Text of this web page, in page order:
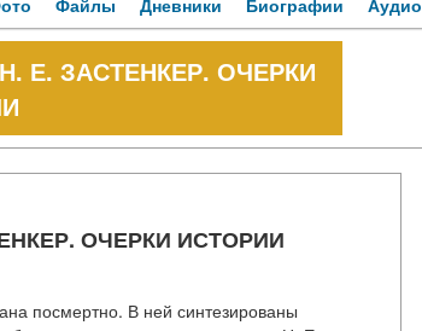
Файлы Дневники Биографии Аудио
Н. Е. ЗАСТЕНКЕР. ОЧЕРКИ
ОЧЕРКИ ИСТОРИИ
посмертно. В ней синтезированы